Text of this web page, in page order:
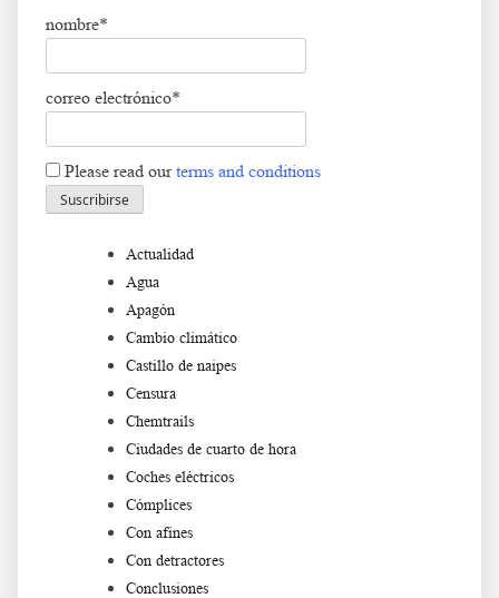
nombre*
correo electrónico*
Please read ourterms and conditions
Actualidad
Agua
Apagón
Cambio climático
Castillo de naipes
Censura
Chemtrails
Ciudades de cuarto de hora
Coches eléctricos
Cómplices
Con afines
Con detractores
Conclusiones